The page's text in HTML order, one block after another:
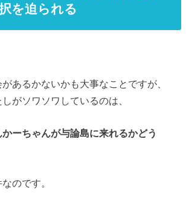
を迫られる
あるかないかも大事なことですが、
がソワソワしているのは、
ーちゃんが与論島に来れるかどう
のです。